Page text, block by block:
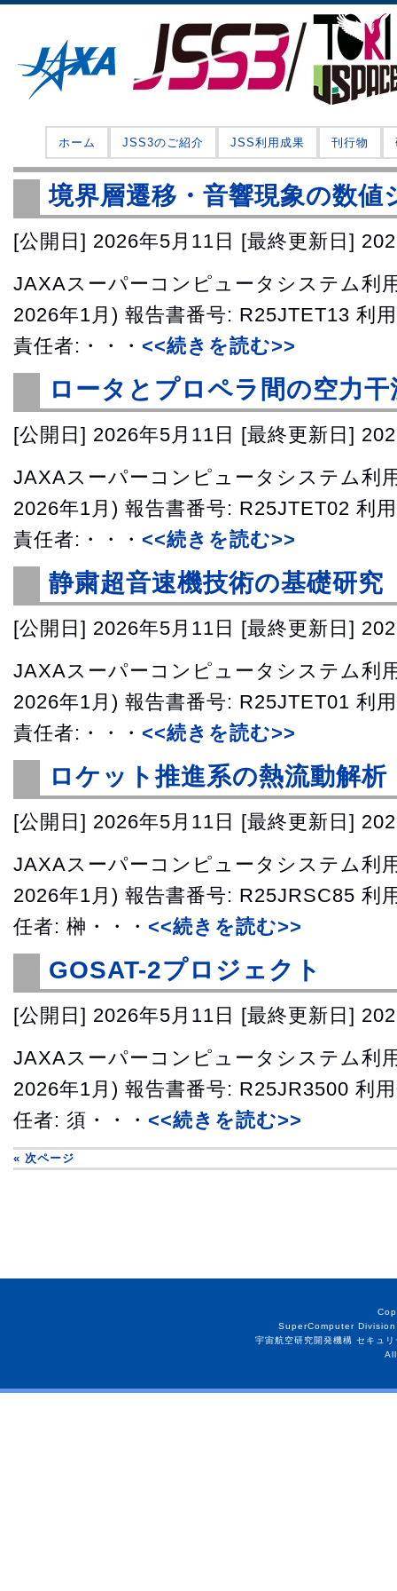
ホーム JSS3のご紹介 JSS利用成果 刊行物
境界層遷移・音響現象の数
[公開日] 2026年5月11日 [最終更新日]
JAXAスーパーコンピュータシステム利
2026年1月) 報告書番号: R25JTET13 利
責任者:・・・ <<続きを読む>>
ロータとプロペラ間の空力干
[公開日] 2026年5月11日 [最終更新日]
JAXAスーパーコンピュータシステム利
2026年1月) 報告書番号: R25JTET02 利
責任者:・・・ <<続きを読む>>
静粛超音速機技術の基礎研究
[公開日] 2026年5月11日 [最終更新日]
JAXAスーパーコンピュータシステム利
2026年1月) 報告書番号: R25JTET01 利
責任者:・・・ <<続きを読む>>
ロケット推進系の熱流動解析
[公開日] 2026年5月11日 [最終更新日]
JAXAスーパーコンピュータシステム利
2026年1月) 報告書番号: R25JRSC85 利
任者: 榊・・・ <<続きを読む>>
GOSAT-2プロジェクト
[公開日] 2026年5月11日 [最終更新日]
JAXAスーパーコンピュータシステム利
2026年1月) 報告書番号: R25JR3500 利
任者: 須・・・ <<続きを読む>>
« 次ページ
SuperComputer
宇宙航空研究開発機構 セキュ